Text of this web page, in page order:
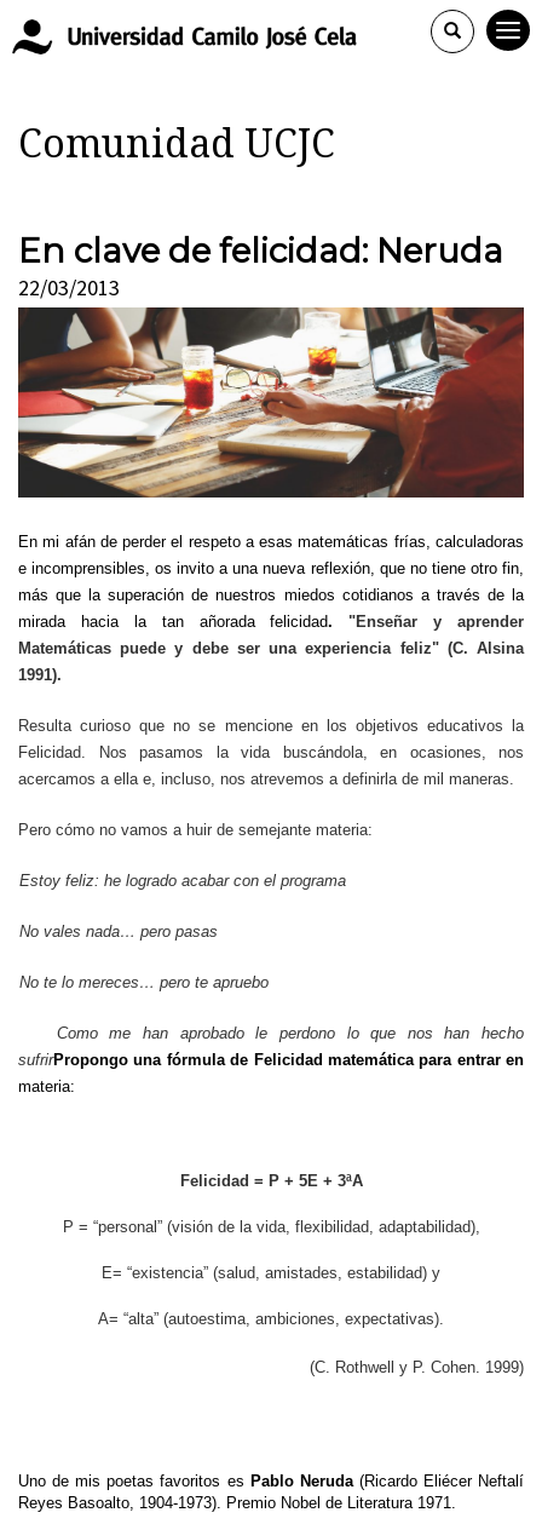
Comunidad UCJC
En clave de felicidad: Neruda
22/03/2013
En mi afán de perder el respeto a esas matemáticas frías, calculadoras
e incomprensibles, os invito a una nueva reflexión, que no tiene otro fin,
más que la superación de nuestros miedos cotidianos a través de la
mirada hacia la tan añorada felicidad."Enseñar y aprender
Matemáticas puede y debe ser una experiencia feliz" (C. Alsina
1991).
Resulta curioso que no se mencione en los objetivos educativos la
Felicidad. Nos pasamos la vida buscándola, en ocasiones, nos
acercamos a ella e, incluso, nos atrevemos a definirla de mil maneras.
Pero cómo no vamos a huir de semejante materia:
Estoy feliz: he logrado acabar con el programa
No vales nada… pero pasas
No te lo mereces… pero te apruebo
Como me han aprobado le perdono lo que nos han hecho
sufrirPropongo una fórmula de Felicidad matemática para entrar en
materia:
Felicidad = P + 5E + 3ªA
P = “personal” (visión de la vida, flexibilidad, adaptabilidad),
E= “existencia” (salud, amistades, estabilidad) y
A= “alta” (autoestima, ambiciones, expectativas).
(C. Rothwell y P. Cohen. 1999)
Uno de mis poetas favoritos es Pablo Neruda(Ricardo Eliécer Neftalí
Reyes Basoalto, 1904-1973). Premio Nobel de Literatura 1971.